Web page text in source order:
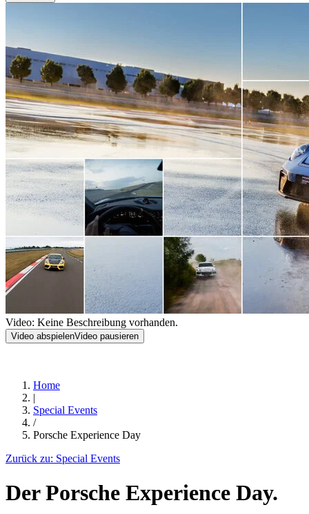
Video: Keine Beschreibung vorhanden.
Video abspielenVideo pausieren
Home
|
Special Events
/
Porsche Experience Day
Zurück zu: Special Events
Der Porsche Experience Day.